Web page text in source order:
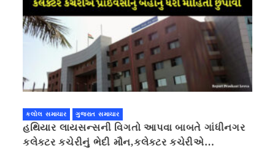
કલોલ સમાચાર ગુજરાત સમાચાર
હથિયાર લાયસન્સની વિગતો આપવા બાબતે ગાંધીનગર
કલેક્ટર કચેરીનું ભેદી મૌન,કલેક્ટર કચેરીએ